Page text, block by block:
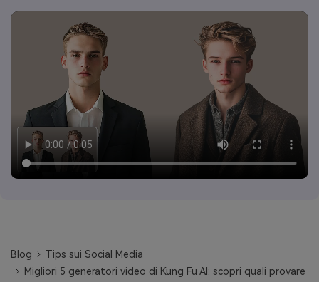
Blog
Tips sui Social Media
Migliori 5 generatori video di Kung Fu AI: scopri quali provare